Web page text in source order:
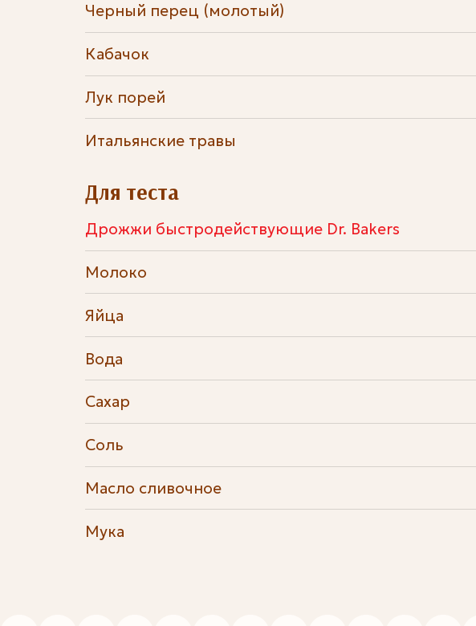
Черный перец (молотый)
Кабачок
Лук порей
Итальянские травы
Для теста
Дрожжи быстродействующие Dr. Bakers
Молоко
Яйца
Вода
Сахар
Соль
Масло сливочное
Мука